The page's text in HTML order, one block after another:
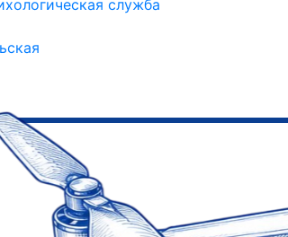
служба